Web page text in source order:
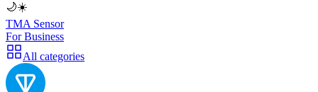
🌙☀️
TMA Sensor
For Business
All categories